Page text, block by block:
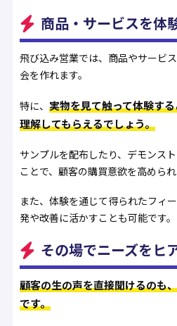
商品・サービスを体
飛び込み営業では、商品やサービ
会を作れます。
特に、 実物を見て触って体験す
理解してもらえるでしょう。
サンプルを配布したり、デモンス
ことで、顧客の購買意欲を高めら
また、体験を通じて得られたフィ
発や改善に活かすことも可能です。
その場でニーズをヒ
顧客の生の声を直接聞けるのも
です。